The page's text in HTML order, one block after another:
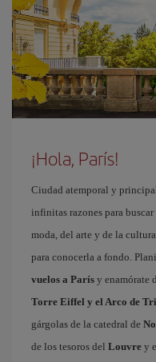
¡Hola, París!
Ciudad atemporal y
infinitas razones para buscar
moda, del arte y de la
para conocerla a fondo.
vuelos a París y enamórate
Torre Eiffel y el Arco de
gárgolas de la catedral de
de los tesoros del Louvre y